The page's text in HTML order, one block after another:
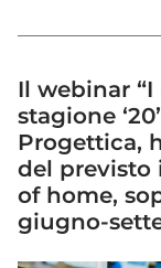
Il webinar
stagione
Progettica,
del previsto
of home,
giugno-